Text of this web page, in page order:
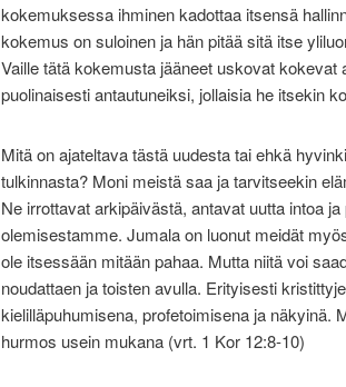
kokemuksessa ihminen kadottaa itsensä
kokemus on suloinen ja hän pitää sitä itse
Vaille tätä kokemusta jääneet uskovat
puolinaisesti antautuneiksi, jollaisia he itsekin
Mitä on ajateltava tästä uudesta tai ehkä
tulkinnasta? Moni meistä saa ja tarvitseekin
Ne irrottavat arkipäivästä, antavat uutta intoa
olemisestamme. Jumala on luonut meidät
ole itsessään mitään pahaa. Mutta niitä voi
noudattaen ja toisten avulla. Erityisesti
kielilläpuhumisena, profetoimisena ja näkyinä.
hurmos usein mukana (vrt. 1 Kor 12:8-10)